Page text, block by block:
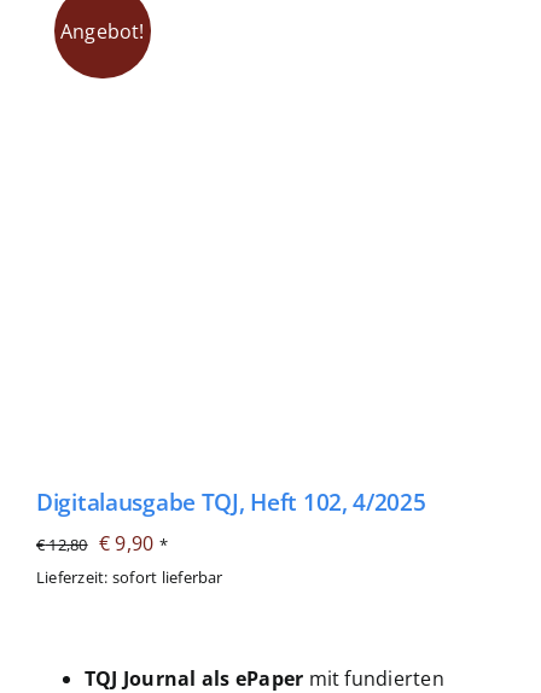
Fachbücher
Poster, Karten, Medien
Angebot!
Digitalausgabe TQJ, Heft 102, 4/2025
€12,80 Ursprünglicher
Preis
€9,90Aktueller
Preis
*
Lieferzeit: sofort lieferbar
TQJ Journal als ePaper mit fundierten